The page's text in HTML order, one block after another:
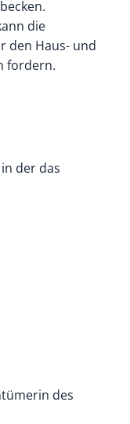
die
den Haus- und
fordern.
der das
des